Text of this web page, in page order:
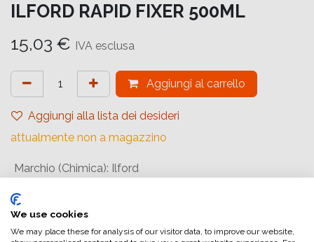
ILFORD RAPID FIXER 500ML
15,03 € IVA esclusa
Aggiungi al carrello
Aggiungi alla lista dei desideri
attualmente non a magazzino
Marchio (Chimica): Ilford
Chimica (Tipologia)
Confezione:Single Package
Quantità (Chimica):500 ml
We use cookies
We may place these for analysis of our visitor data, to improve our website,